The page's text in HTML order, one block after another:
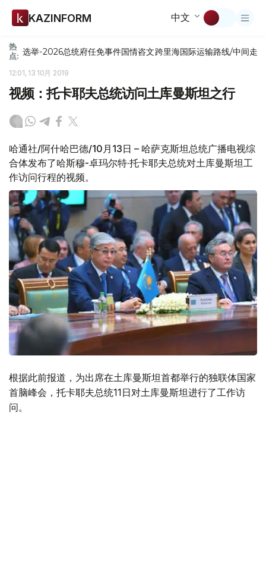
KAZINFORM 中文
热
点: 选举-2026总统府任免事件国情咨文跨里海国际运输路线/中间走廊
12:01, 13 10月 2019
视频：托卡耶夫总统访问土库曼斯坦之行
哈通社/阿什哈巴德/10月13日 – 哈萨克斯坦总统广播电视综
合体发布了哈斯穆-卓玛尔特·托卡耶夫总统对土库曼斯坦工
作访问行程的视频。
根据此前报道，为出席在土库曼斯坦首都举行的独联体国家
首脑峰会，托卡耶夫总统11日对土库曼斯坦进行了工作访
问。